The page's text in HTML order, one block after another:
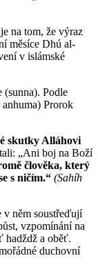
na tom, že výraz
měsíce Dhú al-
v islámské
(sunna). Podle
Prorok
skutky Alláhovi
„Ani boj na Boží
člověka, který
s ničím.“ (Sahíh
v něm soustřeďují
vzpomínání na
hadždž a oběť.
duchovní